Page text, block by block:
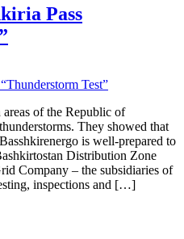
Pass
of the Republic of
They showed that
is well-prepared to
Distribution Zone
Company – the subsidiaries of
inspections and […]